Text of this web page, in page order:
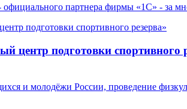
партнера фирмы «1С» - за
центр подготовки
и молодёжи России, проведение